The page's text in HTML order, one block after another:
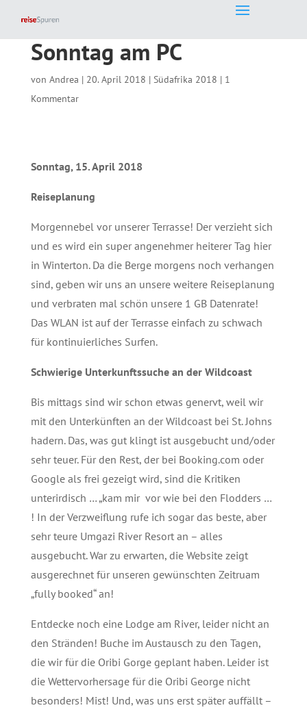
Sonntag am PC
von Andrea | 20. April 2018 | Südafrika 2018 | 1
Kommentar
Sonntag, 15. April 2018
Reiseplanung
Morgennebel vor unserer Terrasse! Der verzieht sich
und es wird ein super angenehmer heiterer Tag hier
in Winterton. Da die Berge morgens noch verhangen
sind, geben wir uns an unsere weitere Reiseplanung
und verbraten mal schön unsere 1 GB Datenrate!
Das WLAN ist auf der Terrasse einfach zu schwach
für kontinuierliches Surfen.
Schwierige Unterkunftssuche an der Wildcoast
Bis mittags sind wir schon etwas genervt, weil wir
mit den Unterkünften an der Wildcoast bei St. Johns
hadern. Das, was gut klingt ist ausgebucht und/oder
sehr teuer. Für den Rest, der bei Booking.com oder
Google als frei gezeigt wird, sind die Kritiken
unterirdisch … „kam mir vor wie bei den Flodders …
! In der Verzweiflung rufe ich sogar das beste, aber
sehr teure Umgazi River Resort an – alles
ausgebucht. War zu erwarten, die Website zeigt
ausgerechnet für unseren gewünschten Zeitruam
„fully booked“ an!
Entdecke noch eine Lodge am River, leider nicht an
den Stränden! Buche im Austausch zu den Tagen,
die wir für die Oribi Gorge geplant haben. Leider ist
die Wettervorhersage für die Oribi George nicht
besonders! Mist! Und, was uns erst später auffällt –